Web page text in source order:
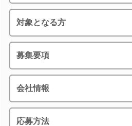
対象となる方
募集要項
会社情報
応募方法